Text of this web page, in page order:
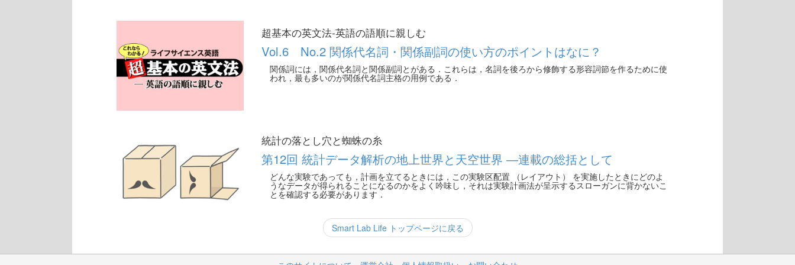
超基本の英文法-英語の語順に親しむ
Vol.6 No.2 関係代名詞・関係副詞の使い方のポイントはなに？
関係詞には，関係代名詞と関係副詞とがある．これらは，名詞を後ろから修飾する形容詞節を作るために使
われ，最も多いのが関係代名詞主格の用例である．
統計の落とし穴と蜘蛛の糸
第12回 統計データ解析の地上世界と天空世界 ―連載の総括として
どんな実験であっても，計画を立てるときには，この実験区配置 （レイアウト） を実施したときにどのよ
うなデータが得られることになるのかをよく吟味し，それは実験計画法が呈示するスローガンに背かないこ
とを確認する必要があります．
Smart Lab Life トップページに戻る